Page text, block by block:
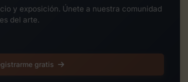
y exposición. Únete a nuestra comunidad
del arte.
gratis